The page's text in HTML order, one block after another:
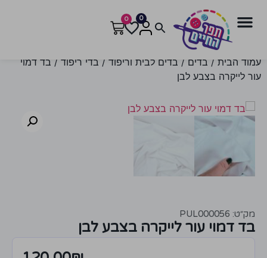
0
0
עמוד הבית / בדים / בדים לבית וריפוד / בדי ריפוד / בד דמוי
עור לייקרה בצבע לבן
מק״ט: PUL000056
בד דמוי עור לייקרה בצבע לבן